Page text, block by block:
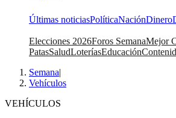
Últimas noticiasPolíticaNaciónDinero
Elecciones 2026Foros SemanaMejor
PatasSaludLoteríasEducación
Semana|
Vehículos
VEHÍCULOS